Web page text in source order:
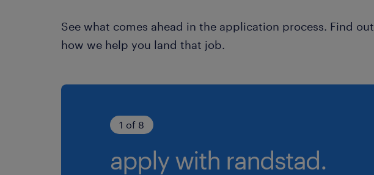
See what comes ahead in the application process. Find out
how we help you land that job.
1 of 8
apply with randstad.